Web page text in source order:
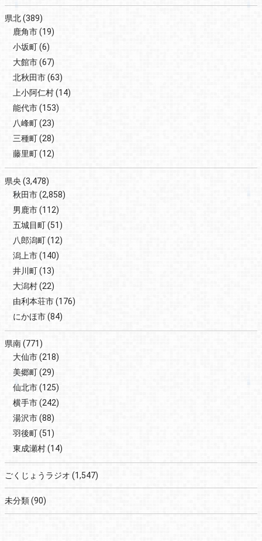
県北(389)
鹿角市(19)
小坂町(6)
大館市(67)
北秋田市(63)
上小阿仁村(14)
能代市(153)
八峰町(23)
三種町(28)
藤里町(12)
県央 (3,478)
秋田市(2,858)
男鹿市(112)
五城目町(51)
八郎潟町(12)
潟上市(140)
井川町(13)
大潟村(22)
由利本荘市(176)
にかほ市(84)
県南(771)
大仙市(218)
美郷町(29)
仙北市(125)
横手市(242)
湯沢市(88)
羽後町(51)
東成瀬村(14)
ごくじょうラジオ (1,547)
未分類(90)